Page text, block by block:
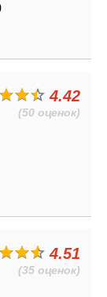
4.42
(50 оценок)
4.51
(35 оценок)